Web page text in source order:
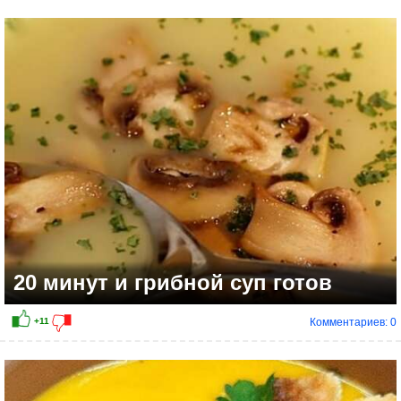
20 минут и грибной суп готов
Комментариев: 0